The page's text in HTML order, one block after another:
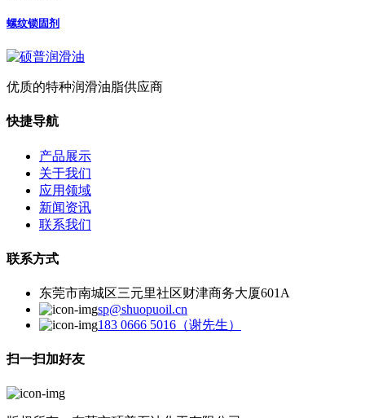
螺纹锁固剂
优质的特种润滑油脂供应商
快捷导航
产品展示
关于我们
应用领域
新闻资讯
联系我们
联系方式
东莞市南城区三元里社区财津商务大厦601A
sp@shuopuoil.cn
183 0666 5016（谢先生）
扫一扫加好友